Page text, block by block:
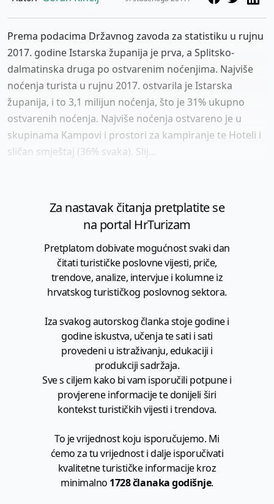
Prema podacima Državnog zavoda za statistiku u rujnu
2017. godine Istarska županija je prva, a Splitsko-
dalmatinska druga po ostvarenim noćenjima. Najviše
noćenja turista u rujnu 2017. ostvarila je Istarska
županija, i to 3,1 milijun noćenja, što je 31% ukupno
ostvarenih noćenja. Najviše noćenja ostvareno je u
skupinama Kampovi i prostori za kampiranje te Hoteli i
sličan smještaj (36% svaka). Slij...
Za nastavak čitanja pretplatite se
na portal HrTurizam
Pretplatom dobivate mogućnost svaki dan
čitati turističke poslovne vijesti, priče,
trendove, analize, intervjue i kolumne iz
hrvatskog turističkog poslovnog sektora.
Iza svakog autorskog članka stoje godine i
godine iskustva, učenja te sati i sati
provedeni u istraživanju, edukaciji i
produkciji sadržaja.
Sve s ciljem kako bi vam isporučili potpune i
provjerene informacije te donijeli širi
kontekst turističkih vijesti i trendova.
To je vrijednost koju isporučujemo. Mi
ćemo za tu vrijednost i dalje isporučivati
kvalitetne turističke informacije kroz
minimalno 1728 članaka godišnje.